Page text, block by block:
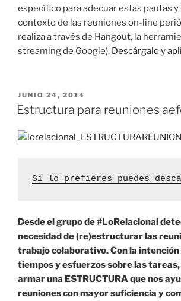
específico para adecuar estas pautas
contexto de las reuniones on-line
realiza a través de Hangout, la
streaming de Google). Descárgalo y
PUBLICADO
EL
JUNIO 24, 2014
Estructura para reuniones
Si lo prefieres puedes
Desde el grupo de #LoRelacional
necesidad de (re)estructurar las
trabajo colaborativo. Con la
tiempos y esfuerzos sobre las
armar una ESTRUCTURA que nos
reuniones con mayor suficiencia y